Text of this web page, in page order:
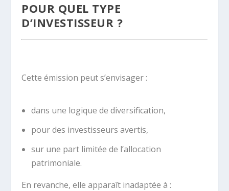
POUR QUEL TYPE
D’INVESTISSEUR ?
Cette émission peut s’envisager :
dans une logique de diversification,
pour des investisseurs avertis,
sur une part limitée de l’allocation
patrimoniale.
En revanche, elle apparaît inadaptée à :